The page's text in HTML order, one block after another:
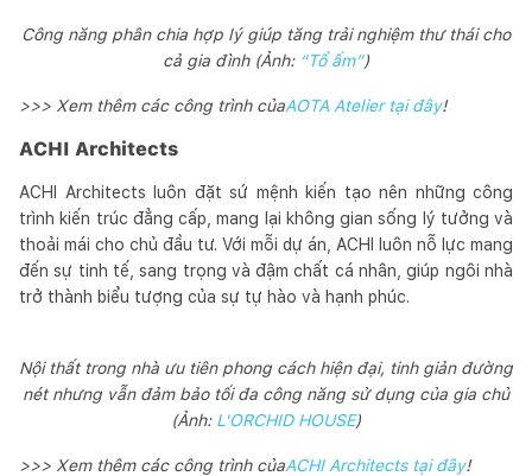
Công năng phân chia hợp lý giúp tăng trải nghiệm thư thái cho
cả gia đình (Ảnh: “Tổ ấm”)
>>> Xem thêm các công trình củaAOTA Atelier tại đây!
ACHI Architects
ACHI Architects luôn đặt sứ mệnh kiến tạo nên những công
trình kiến trúc đẳng cấp, mang lại không gian sống lý tưởng và
thoải mái cho chủ đầu tư. Với mỗi dự án, ACHI luôn nỗ lực mang
đến sự tinh tế, sang trọng và đậm chất cá nhân, giúp ngôi nhà
trở thành biểu tượng của sự tự hào và hạnh phúc.
Nội thất trong nhà ưu tiên phong cách hiện đại, tinh giản đường
nét nhưng vẫn đảm bảo tối đa công năng sử dụng của gia chủ
(Ảnh: L'ORCHID HOUSE)
>>> Xem thêm các công trình củaACHI Architects tại đây!